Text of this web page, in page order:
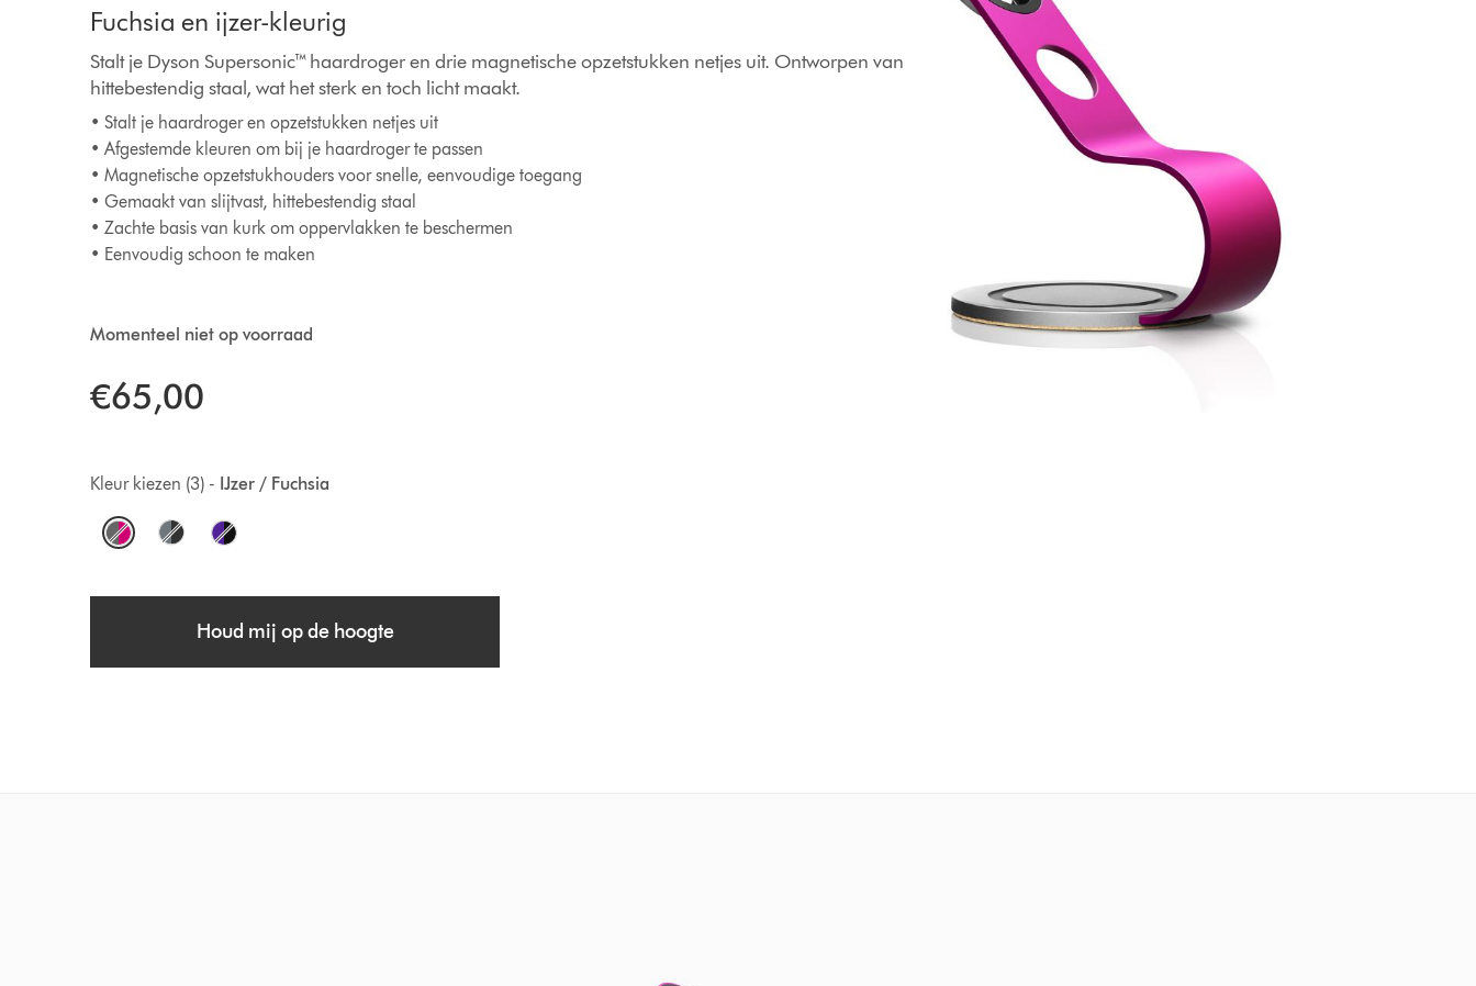
Fuchsia en ijzer-kleurig
Stalt je Dyson Supersonic™ haardroger en drie magnetische opzetstukken netjes uit. Ontworpen van
hittebestendig staal, wat het sterk en toch licht maakt.
• Stalt je haardroger en opzetstukken netjes uit
• Afgestemde kleuren om bij je haardroger te passen
• Magnetische opzetstukhouders voor snelle, eenvoudige toegang
• Gemaakt van slijtvast, hittebestendig staal
• Zachte basis van kurk om oppervlakken te beschermen
• Eenvoudig schoon te maken
Momenteel niet op voorraad
€65,00
IJzer / Fuchsia
Kleur kiezen (3) -
O
t
Houd mij op de hoogte